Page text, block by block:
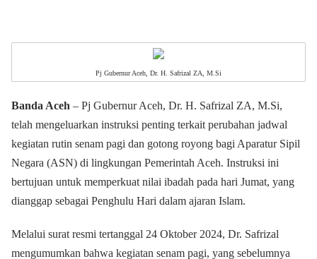
Pj Gubernur Aceh, Dr. H. Safrizal ZA, M.Si
Banda Aceh – Pj Gubernur Aceh, Dr. H. Safrizal ZA, M.Si,
telah mengeluarkan instruksi penting terkait perubahan jadwal
kegiatan rutin senam pagi dan gotong royong bagi Aparatur Sipil
Negara (ASN) di lingkungan Pemerintah Aceh. Instruksi ini
bertujuan untuk memperkuat nilai ibadah pada hari Jumat, yang
dianggap sebagai Penghulu Hari dalam ajaran Islam.
Melalui surat resmi tertanggal 24 Oktober 2024, Dr. Safrizal
mengumumkan bahwa kegiatan senam pagi, yang sebelumnya